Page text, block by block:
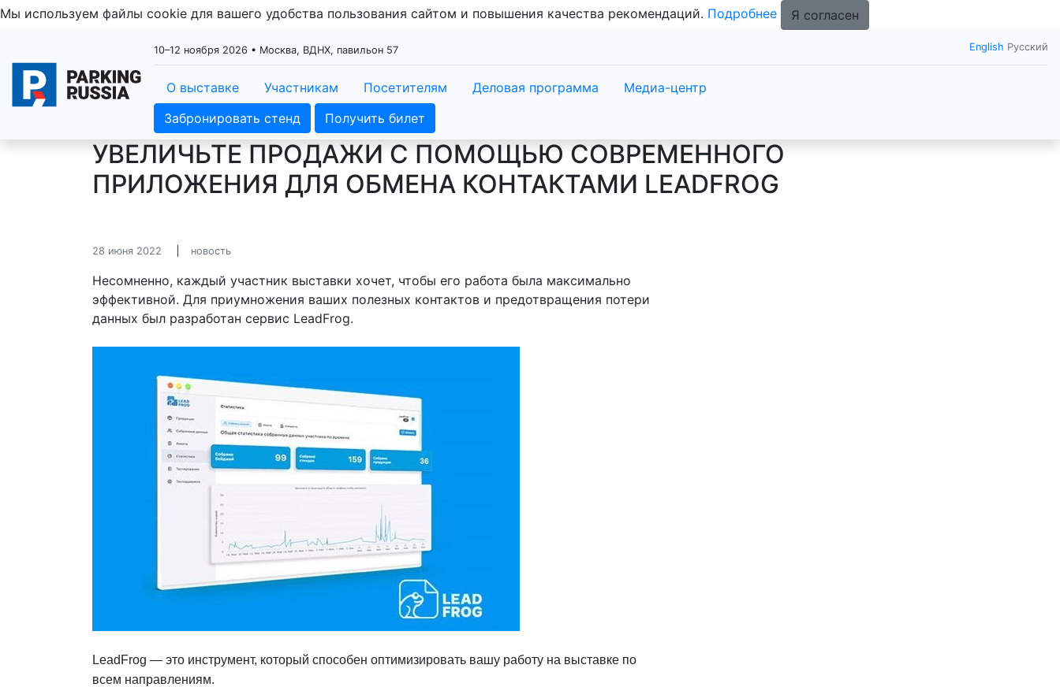
Мы используем файлы cookie для вашего удобства пользования сайтом и повышения качества рекомендаций. Подробнее Я согласен
10–12 ноября 2026 • Москва, ВДНХ, павильон 57 English Русский
О выставке Участникам Посетителям Деловая программа
Медиа-центр
Забронировать стенд
Получить билет
УВЕЛИЧЬТЕ ПРОДАЖИ С ПОМОЩЬЮ СОВРЕМЕННОГО
ПРИЛОЖЕНИЯ ДЛЯ ОБМЕНА КОНТАКТАМИ LEADFROG
28 июня 2022 новость
Несомненно, каждый участник выставки хочет, чтобы его работа была максимально
эффективной. Для приумножения ваших полезных контактов и предотвращения потери
данных был разработан сервис LeadFrog.
LeadFrog — это инструмент, который способен оптимизировать вашу работу на выставке по
всем направлениям.